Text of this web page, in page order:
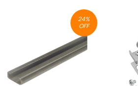
24%
OFF